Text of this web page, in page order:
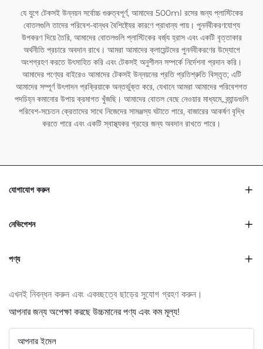
যে যুগে টেকসই উন্নয়ন সর্বোচ্চ গুরুত্বপূর্ণ, আমাদের 500ml রসের জন্য প্লাস্টিকের
বোতলগুলি তাদের পরিবেশ-বান্ধব বৈশিষ্ট্যের কারণে প্রাধান্য পায়। পুনর্নবীকরণযোগ্য
উপকরণ দিয়ে তৈরি, আমাদের বোতলগুলি প্লাস্টিকের বর্জ্য হ্রাস এবং একটি বৃত্তাকার
অর্থনীতি প্রচারে অবদান রাখে। আমরা আমাদের ক্লায়েন্টদের পুনর্নবীকরণের উদ্যোগে
অংশগ্রহণ করতে উৎসাহিত করি এবং টেকসই অনুশীলন সম্পর্কে নির্দেশনা প্রদান করি।
আমাদের পণ্যের বাইরেও আমাদের টেকসই উন্নয়নের প্রতি প্রতিশ্রুতি বিস্তৃত; এটি
আমাদের সম্পূর্ণ উৎপাদন প্রক্রিয়াকে অন্তর্ভুক্ত করে, যেখানে আমরা আমাদের পরিবেশগত
পদচিহ্ন কমানোর উপায় ক্রমাগত খুঁজছি। আমাদের বোতল বেছে নেওয়ার মাধ্যমে, ব্র্যান্ডগুলি
পরিবেশ-সচেতন ক্রেতাদের সাথে নিজেদের সামঞ্জস্য ঘটাতে পারে, বাজারের আকর্ষণ বৃদ্ধি
করতে পারে এবং একটি স্বাস্থ্যকর গ্রহের জন্য অবদান রাখতে পারে।
যোগাযোগ করুন
নেভিগেশন
পণ্য
এখনই নিবন্ধন করুন এবং একচ্ছত্বে ছাড়ের সুযোগ গ্রহণ করুন।
আপনার জন্য অপেক্ষা করছে উচ্চমানের পণ্য এবং কম মূল্য!
আপনার ইমেল